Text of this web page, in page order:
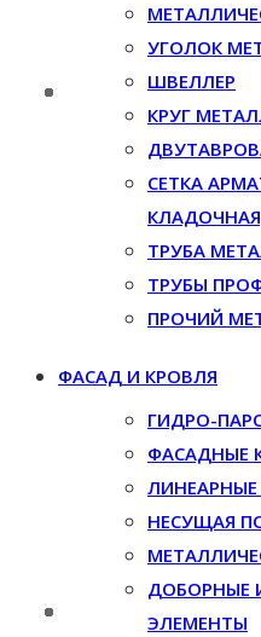
УГОЛОК
ШВЕЛЛЕР
КРУГ
СЕТКА
ТРУБА
ТРУБЫ
ПРОЧИЙ
ФАСАД И КРОВЛЯ
ГИДРО-
ФАСАДНЫЕ
НЕСУЩАЯ
ДОБОРНЫЕ
ЭЛЕМЕНТЫ